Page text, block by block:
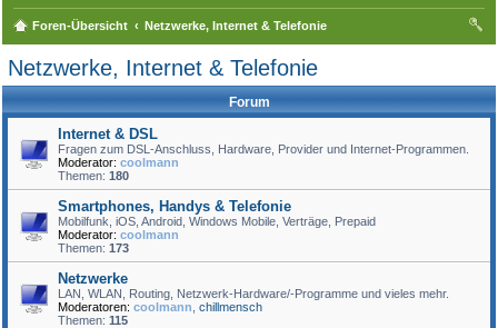
Foren-Übersicht
Netzwerke, Internet & Telefonie
Netzwerke, Internet & Telefonie
Forum
Internet & DSL
Fragen zum DSL-Anschluss, Hardware, Provider und Internet-Programmen.
Moderator: coolmann
Themen: 180
Smartphones, Handys & Telefonie
Mobilfunk, iOS, Android, Windows Mobile, Verträge, Prepaid
Moderator: coolmann
Themen: 173
Netzwerke
LAN, WLAN, Routing, Netzwerk-Hardware/-Programme und vieles mehr.
Moderatoren: coolmann chillmensch
Themen: 115